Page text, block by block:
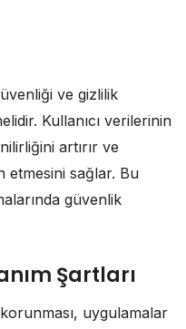
ve gizlilik
Kullanıcı verilerinin
artırır ve
etmesini sağlar. Bu
güvenlik
Şartları
uygulamalar